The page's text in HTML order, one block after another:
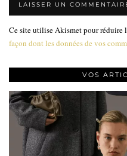
Ce site utilise Akismet pour réduire
façon dont les données de vos
VOS